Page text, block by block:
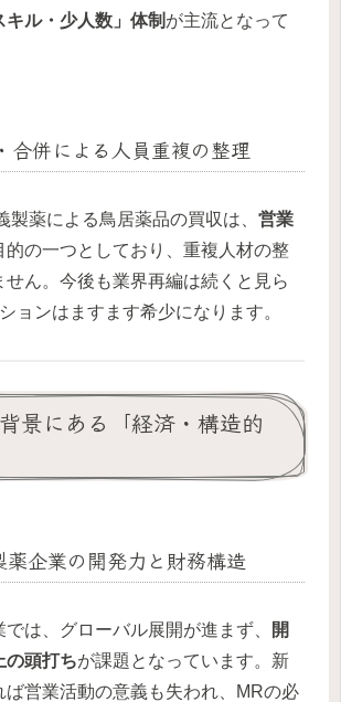
キル・少人数」体制 が主流となって
合併による人員重複の整理
製薬による鳥居薬品の買収は、 営業
的の一つとしており、重複人材の整
せん。今後も業界再編は続くと見ら
ョンはますます希少になります。
景にある「経済・構造的
薬企業の開発力と財務構造
は、グローバル展開が進まず、
開
の頭打ちが課題となっています。新
ば営業活動の意義も失われ、MRの必